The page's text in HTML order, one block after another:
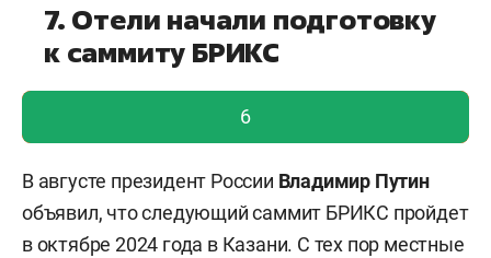
7. Отели начали подготовку
к саммиту БРИКС
голос учтен!
6
В августе президент России Владимир Путин
объявил, что следующий саммит БРИКС пройдет
в октябре 2024 года в Казани. С тех пор местные